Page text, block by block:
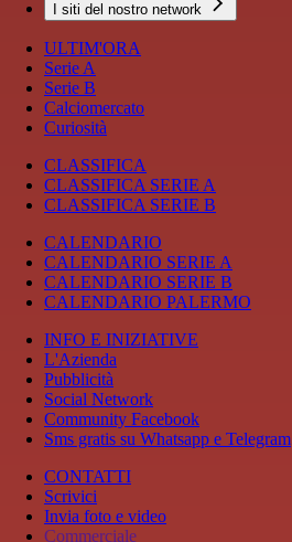
I siti del nostro network
ULTIM'ORA
Serie A
Serie B
Calciomercato
Curiosità
CLASSIFICA
CLASSIFICA SERIE A
CLASSIFICA SERIE B
CALENDARIO
CALENDARIO SERIE A
CALENDARIO SERIE B
CALENDARIO PALERMO
INFO E INIZIATIVE
L'Azienda
Pubblicità
Social Network
Community Facebook
Sms gratis su Whatsapp e Telegram
CONTATTI
Scrivici
Invia foto e video
Commerciale